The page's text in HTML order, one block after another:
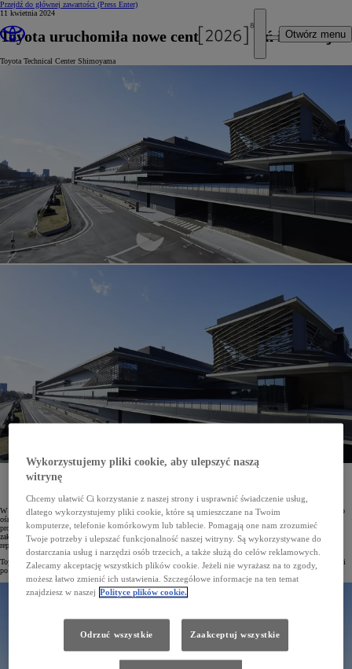
Przejdź do głównej zawartości (Press Enter)
Otwórz menu
11 kwietnia 2024
Toyota uruchomiła nowe centrum badań i rozwoju
Toyota Technical Center Shimoyama
Toyota zbudowała w Japonii nowe centrum badań i rozwoju o nazwie Toyota Technical Center
Shimoyama. Koszt tej inwestycji to 300 miliardów jenów. W nowym ośrodku będą projektowane
i testowane modele Toyoty i Lexusa oraz sportowe samochody z linii GR.
W powstanie Toyota Technical Center Shimoyama Toyota zainwestowała 300 miliardów jenów. Budowa tego
ośrodka rozpoczęła się w kwietniu 2018 roku. W pierwszej kolejności powstały tory testowe, na których
prowadzono prace rozwojowe nad Lexusem IS oraz innymi nowymi modelami. Pod koniec marca 2024 roku
zakończyła się budowa głównej części, na którą składają się obiekty technologiczno-inżynieryjne i biurowo-
reprezentacyjne, a także centrum biznesowe i rozwojowe marek Lexus i GAZOO Racing (GR).
Toyota Technical Center Shimoyama jest pierwszym nowym centrum R&D Toyoty wybudowanym w Japonii
po 1984 roku, kiedy to powstało Shibetsu Proving Ground.
Wykorzystujemy pliki cookie, aby ulepszyć naszą
witrynę
Chcemy ułatwić Ci korzystanie z naszej strony i usprawnić świadczenie usług,
dlatego wykorzystujemy pliki cookie, które są umieszczane na Twoim
komputerze, telefonie komórkowym lub tablecie. Pomagają one nam zrozumieć
Twoje potrzeby i ulepszać funkcjonalność naszej witryny. Są wykorzystywane do
dostarczania usług i narzędzi osób trzecich, a także służą do celów reklamowych.
Zalecamy akceptację wszystkich plików cookie. Jeżeli nie wyrażasz na to zgody,
możesz łatwo zmienić ich ustawienia. Szczegółowe informacje na ten temat
znajdziesz w naszej Polityce plików cookie.
Odrzuć wszystkie Zaakceptuj wszystkie